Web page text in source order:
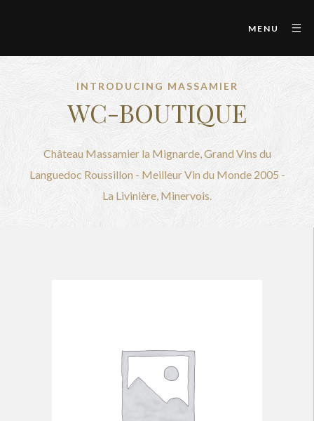
MENU
INTRODUCING MASSAMIER
WC-BOUTIQUE
Château Massamier la Mignarde, Grand Vins du
Languedoc Roussillon - Meilleur Vin du Monde 2005 -
La Livinière, Minervois.